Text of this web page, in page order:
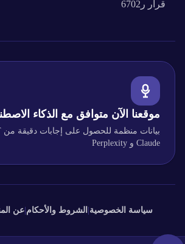
قرار ر6702
موقعنا الآن متوافق مع الذكاء
Claude و Perplexity
سياسة الخصوصية الشروط والأحكام عن